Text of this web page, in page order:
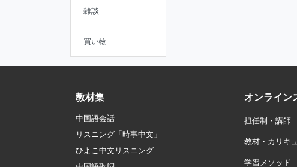
雑談
買い物
教材集
中国語会話
リスニング「時事中文」
ひよこ中文リスニング
オンライン
担任制・講師
教材・カリキ
学習メソッド